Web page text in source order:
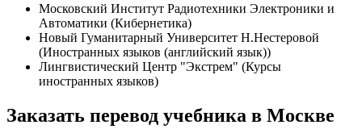
Московский Институт Радиотехники Электроники и
Автоматики (Кибернетика)
Новый Гуманитарный Университет Н.Нестеровой
(Иностранных языков (английский язык))
Лингвистический Центр "Экстрем" (Курсы
иностранных языков)
Заказать перевод учебника в Москве